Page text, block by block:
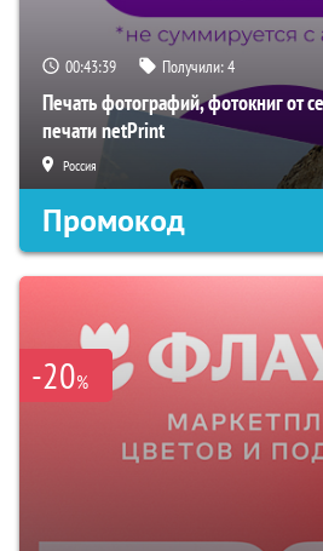
00:43:38 Получили:4
Печать фотографий, фотокниг от
печати netPrint
Россия
Промокод
-20%